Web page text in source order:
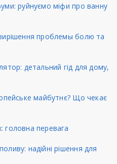
руйнуємо міфи про ванну
проблемы болю та
детальний гід для дому,
майбутнє? Що чекає
головна перевага
надійні рішення для